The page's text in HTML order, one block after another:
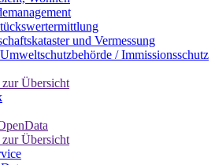
und Vermessung
/ Immissionsschutz
Übersicht
Übersicht